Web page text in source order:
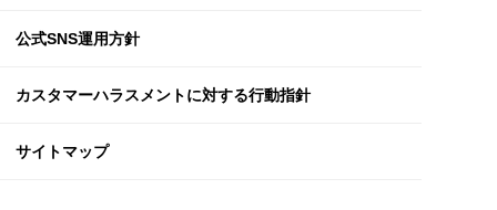
公式SNS運用方針
カスタマーハラスメントに対する行動指針
サイトマップ